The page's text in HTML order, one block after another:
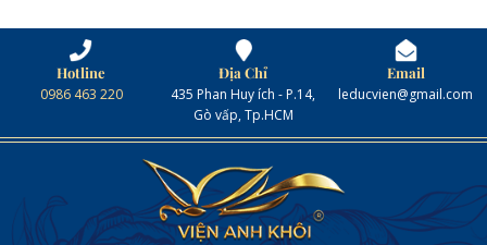
Hotline
0986 463 220
Địa Chỉ
435 Phan Huy ích - P.14,
Gò vấp, Tp.HCM
Email
leducvien@gmail.com